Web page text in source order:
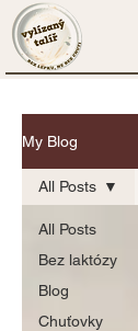
My Blog
All Posts
Bez laktózy
Blog
Chuťovky
All Posts